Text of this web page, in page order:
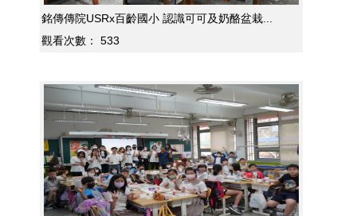
銘傳傳院USRx百齡國小 認識可可及奶酪盆栽...
觀看次數：
533